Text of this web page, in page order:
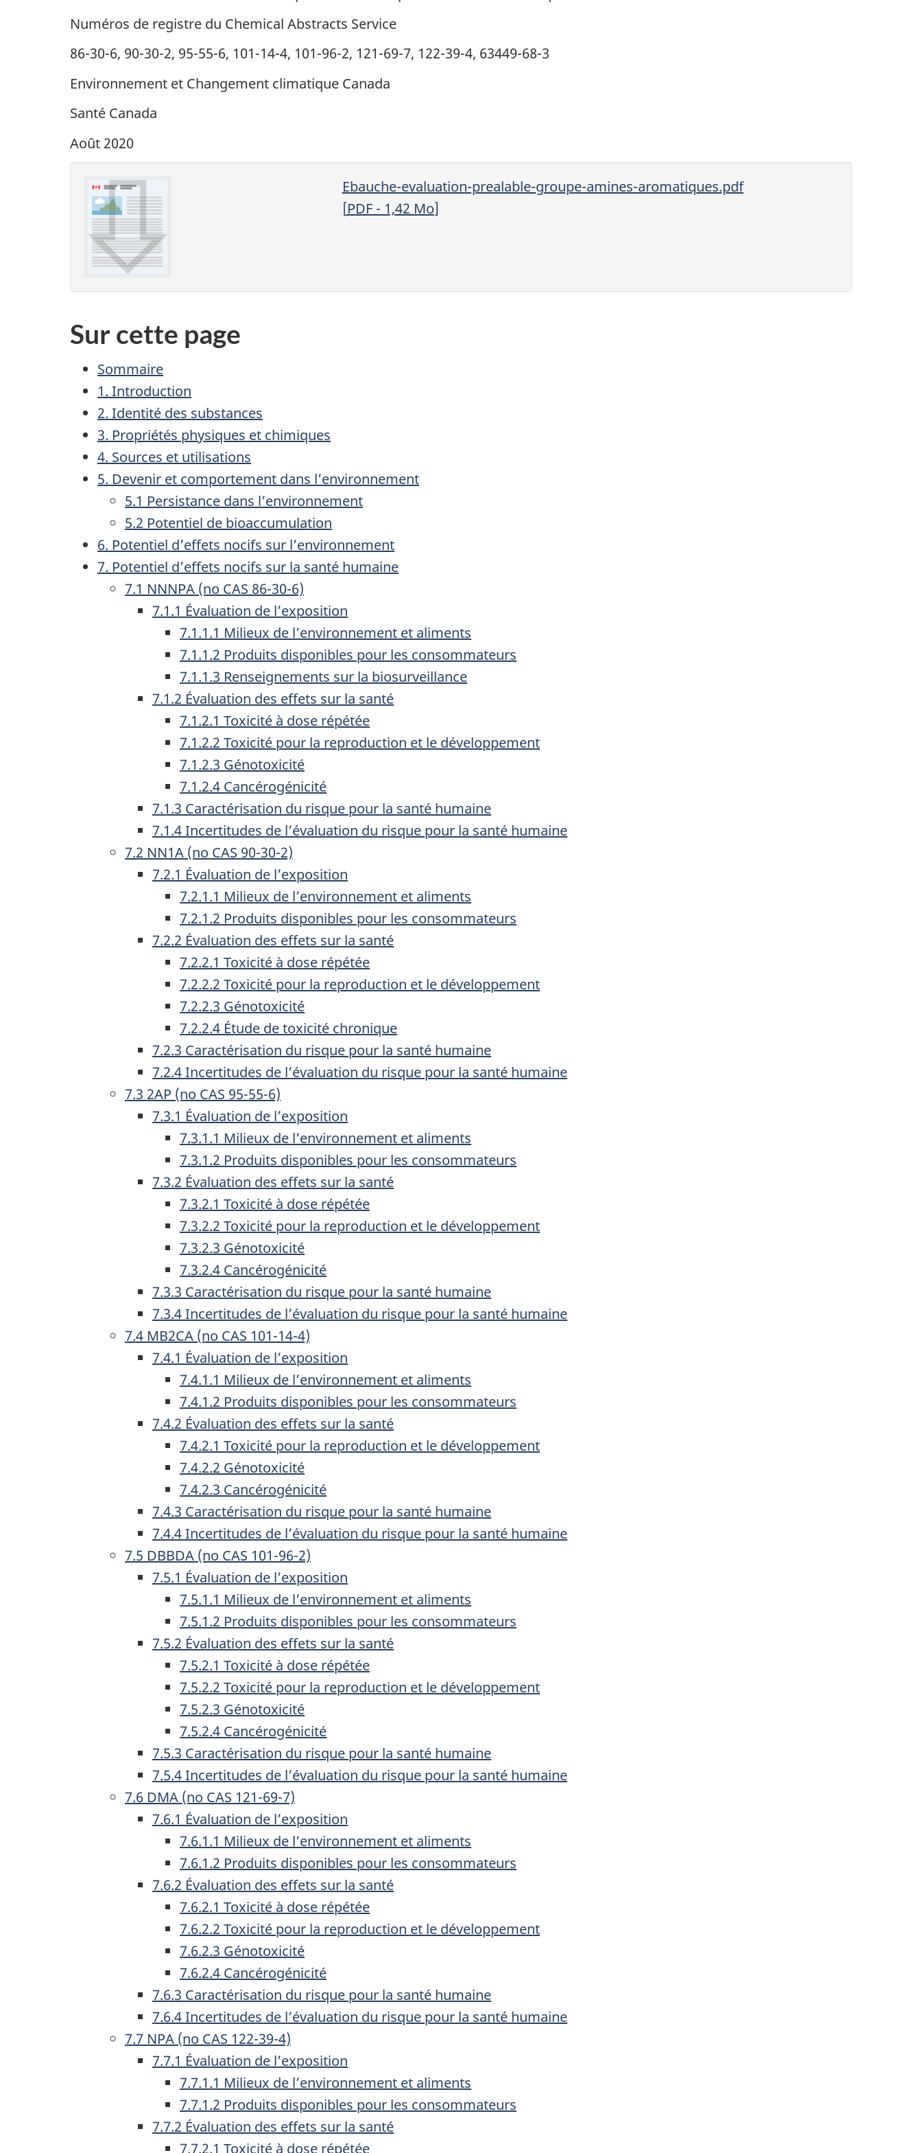
Numéros de registre du Chemical Abstracts Service
86-30-6, 90-30-2, 95-55-6, 101-14-4, 101-96-2, 121-69-7, 122-39-4, 63449-68-3
Environnement et Changement climatique Canada
Santé Canada
Août 2020
Ebauche-evaluation-prealable-groupe-amines-aromatiques.pdf
[PDF- 1,42 Mo]
Sur cette page
Sommaire
1. Introduction
2. Identité des substances
3. Propriétés physiques et chimiques
4. Sources et utilisations
5. Devenir et comportement dans l’environnement
5.1 Persistance dans l’environnement
5.2 Potentiel de bioaccumulation
6. Potentiel d’effets nocifs sur l’environnement
7. Potentiel d’effets nocifs sur la santé humaine
7.1 NNNPA (no CAS 86-30-6)
7.1.1 Évaluation de l’exposition
7.1.1.1 Milieux de l’environnement et aliments
7.1.1.2 Produits disponibles pour les consommateurs
7.1.1.3 Renseignements sur la biosurveillance
7.1.2 Évaluation des effets sur la santé
7.1.2.1 Toxicité à dose répétée
7.1.2.2 Toxicité pour la reproduction et le développement
7.1.2.3 Génotoxicité
7.1.2.4 Cancérogénicité
7.1.3 Caractérisation du risque pour la santé humaine
7.1.4 Incertitudes de l’évaluation du risque pour la santé humaine
7.2 NN1A (no CAS 90-30-2)
7.2.1 Évaluation de l’exposition
7.2.1.1 Milieux de l’environnement et aliments
7.2.1.2 Produits disponibles pour les consommateurs
7.2.2 Évaluation des effets sur la santé
7.2.2.1 Toxicité à dose répétée
7.2.2.2 Toxicité pour la reproduction et le développement
7.2.2.3 Génotoxicité
7.2.2.4 Étude de toxicité chronique
7.2.3 Caractérisation du risque pour la santé humaine
7.2.4 Incertitudes de l’évaluation du risque pour la santé humaine
7.3 2AP (no CAS 95-55-6)
7.3.1 Évaluation de l’exposition
7.3.1.1 Milieux de l’environnement et aliments
7.3.1.2 Produits disponibles pour les consommateurs
7.3.2 Évaluation des effets sur la santé
7.3.2.1 Toxicité à dose répétée
7.3.2.2 Toxicité pour la reproduction et le développement
7.3.2.3 Génotoxicité
7.3.2.4 Cancérogénicité
7.3.3 Caractérisation du risque pour la santé humaine
7.3.4 Incertitudes de l’évaluation du risque pour la santé humaine
7.4 MB2CA (no CAS 101-14-4)
7.4.1 Évaluation de l’exposition
7.4.1.1 Milieux de l’environnement et aliments
7.4.1.2 Produits disponibles pour les consommateurs
7.4.2 Évaluation des effets sur la santé
7.4.2.1 Toxicité pour la reproduction et le développement
7.4.2.2 Génotoxicité
7.4.2.3 Cancérogénicité
7.4.3 Caractérisation du risque pour la santé humaine
7.4.4 Incertitudes de l’évaluation du risque pour la santé humaine
7.5 DBBDA (no CAS 101-96-2)
7.5.1 Évaluation de l’exposition
7.5.1.1 Milieux de l’environnement et aliments
7.5.1.2 Produits disponibles pour les consommateurs
7.5.2 Évaluation des effets sur la santé
7.5.2.1 Toxicité à dose répétée
7.5.2.2 Toxicité pour la reproduction et le développement
7.5.2.3 Génotoxicité
7.5.2.4 Cancérogénicité
7.5.3 Caractérisation du risque pour la santé humaine
7.5.4 Incertitudes de l’évaluation du risque pour la santé humaine
7.6 DMA (no CAS 121-69-7)
7.6.1 Évaluation de l’exposition
7.6.1.1 Milieux de l’environnement et aliments
7.6.1.2 Produits disponibles pour les consommateurs
7.6.2 Évaluation des effets sur la santé
7.6.2.1 Toxicité à dose répétée
7.6.2.2 Toxicité pour la reproduction et le développement
7.6.2.3 Génotoxicité
7.6.2.4 Cancérogénicité
7.6.3 Caractérisation du risque pour la santé humaine
7.6.4 Incertitudes de l’évaluation du risque pour la santé humaine
7.7 NPA (no CAS 122-39-4)
7.7.1 Évaluation de l’exposition
7.7.1.1 Milieux de l’environnement et aliments
7.7.1.2 Produits disponibles pour les consommateurs
7.7.2 Évaluation des effets sur la santé
7.7.2.1 Toxicité à dose répétée